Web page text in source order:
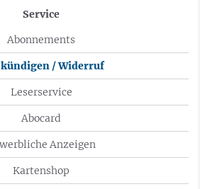
Service
Abonnements
/ Widerruf
Leserservice
Abocard
Anzeigen
Kartenshop